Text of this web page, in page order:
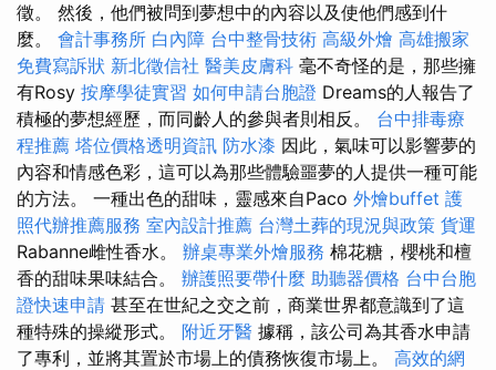
徵。 然後，他們被問到夢想中的內容以及使他們感到什
麼。 會計事務所 白內障 台中整骨技術 高級外燴 高雄搬家
免費寫訴狀 新北徵信社 醫美皮膚科 毫不奇怪的是，那些擁
有Rosy 按摩學徒實習 如何申請台胞證 Dreams的人報告了
積極的夢想經歷，而同齡人的參與者則相反。 台中排毒療
程推薦 塔位價格透明資訊 防水漆 因此，氣味可以影響夢的
內容和情感色彩，這可以為那些體驗噩夢的人提供一種可能
的方法。 一種出色的甜味，靈感來自Paco 外燴buffet 護
照代辦推薦服務 室內設計推薦 台灣土葬的現況與政策 貨運
Rabanne雌性香水。 辦桌專業外燴服務 棉花糖，櫻桃和檀
香的甜味果味結合。 辦護照要帶什麼 助聽器價格 台中台胞
證快速申請 甚至在世紀之交之前，商業世界都意識到了這
種特殊的操縱形式。 附近牙醫 據稱，該公司為其香水申請
了專利，並將其置於市場上的債務恢復市場上。 高效的網